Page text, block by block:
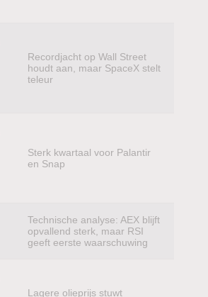
Recordjacht op Wall Street
houdt aan, maar SpaceX stelt
teleur
Sterk kwartaal voor Palantir
en Snap
Technische analyse: AEX blijft
opvallend sterk, maar RSI
geeft eerste waarschuwing
Lagere olieprijs stuwt